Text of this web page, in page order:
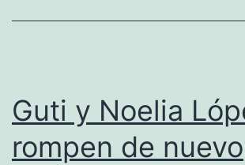
Guti y Noelia
rompen de nuevo